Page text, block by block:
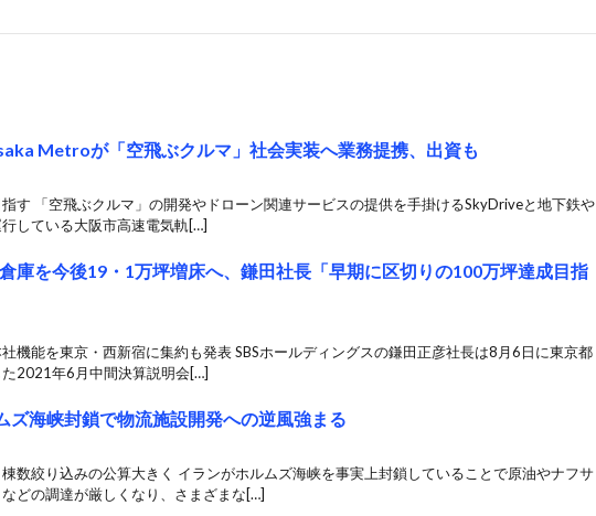
Metroが「空飛ぶクルマ」社会実装へ業務提携、出資も
す 「空飛ぶクルマ」の開発やドローン関連サービスの提供を手掛けるSkyDriveと地下鉄や
している大阪市高速電気軌[…]
庫を今後19・1万坪増床へ、鎌田社長「早期に区切りの100万坪達成目指
機能を東京・西新宿に集約も発表 SBSホールディングスの鎌田正彦社長は8月6日に東京都
2021年6月中間決算説明会[…]
ズ海峡封鎖で物流施設開発への逆風強まる
数絞り込みの公算大きく イランがホルムズ海峡を事実上封鎖していることで原油やナフサ
などの調達が厳しくなり、さまざまな[…]